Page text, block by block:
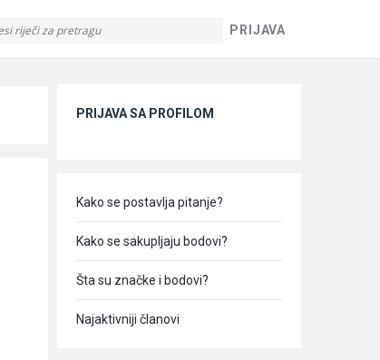
PRIJAVA
PRIJAVA SA PROFILOM
Kako se postavlja pitanje?
Kako se sakupljaju bodovi?
Šta su značke i bodovi?
Najaktivniji članovi